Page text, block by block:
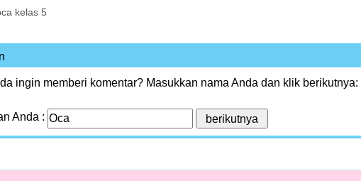
kelas 5
ingin memberi komentar? Masukkan nama Anda dan klik berikutnya:
Anda :